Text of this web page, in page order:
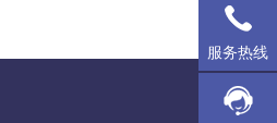
服务热线